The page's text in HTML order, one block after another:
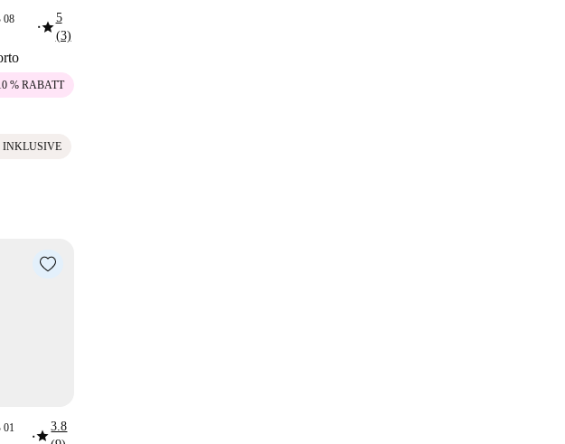
08
■star5
(3)
% RABATT
INKLUSIVE
■star3.8